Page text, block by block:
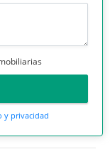
y privacidad